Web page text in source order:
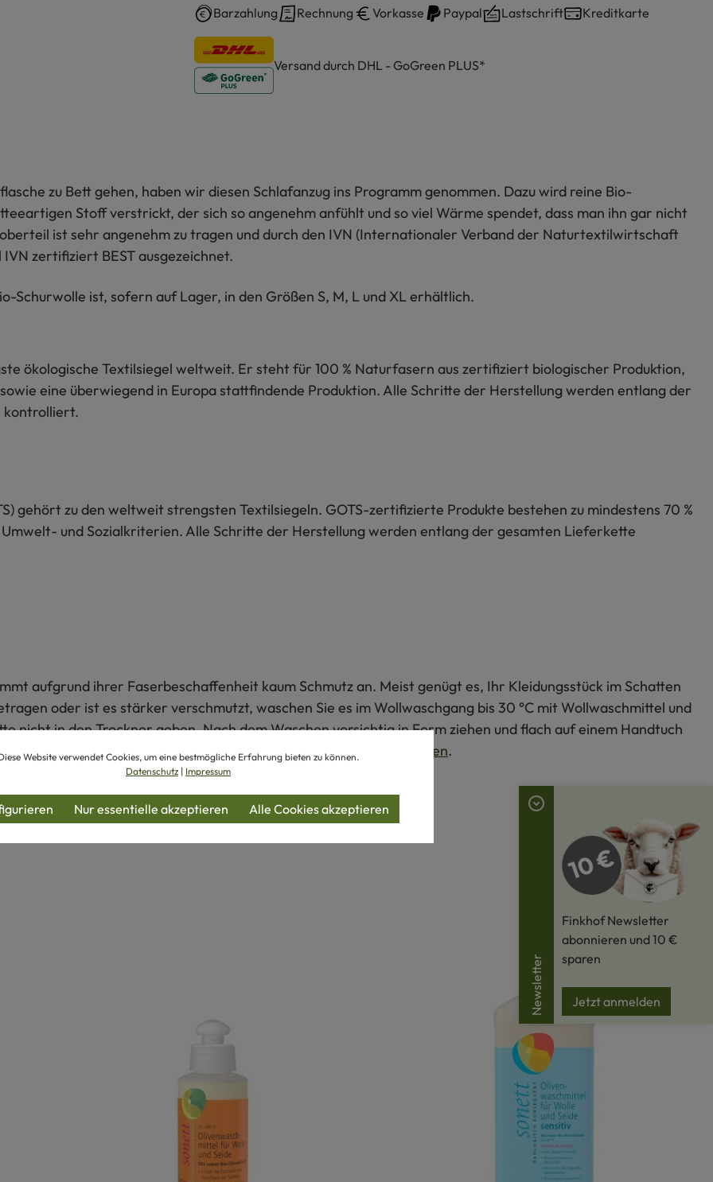
Barzahlung Rechnung Vorkasse Paypal Lastschrift Kreditkarte
Versand durch DHL - GoGreen PLUS*
zu Bett gehen, haben wir diesen Schlafanzug ins Programm genommen. Dazu wird reine Bio-
Stoff verstrickt, der sich so angenehm anfühlt und so viel Wärme spendet, dass man ihn gar nicht
ist sehr angenehm zu tragen und durch den IVN (Internationaler Verband der Naturtextilwirtschaft
zertifiziert BEST ausgezeichnet.
Schurwolle ist, sofern auf Lager, in den Größen S, M, L und XL erhältlich.
ökologische Textilsiegel weltweit. Er steht für 100 % Naturfasern aus zertifiziert biologischer Produktion,
eine überwiegend in Europa stattfindende Produktion. Alle Schritte der Herstellung werden entlang der
kontrolliert.
gehört zu den weltweit strengsten Textilsiegeln. GOTS-zertifizierte Produkte bestehen zu mindestens 70 %
und Sozialkriterien. Alle Schritte der Herstellung werden entlang der gesamten Lieferkette
aufgrund ihrer Faserbeschaffenheit kaum Schmutz an. Meist genügt es, Ihr Kleidungsstück im Schatten
oder ist es stärker verschmutzt, waschen Sie es im Wollwaschgang bis 30 °C mit Wollwaschmittel und
nicht in den Trockner geben. Nach dem Waschen vorsichtig in Form ziehen und flach auf einem Handtuch
Mehr Hinweise finden Sie unter
Waschen von Wollprodukten.
Newsletter
Finkhof Newsletter
abonnieren und 10 €
sparen
Jetzt anmelden
Website verwendet Cookies, um eine bestmögliche Erfahrung bieten zu können.
Datenschutz | Impressum
Nur essentielle akzeptieren Alle Cookies akzeptieren